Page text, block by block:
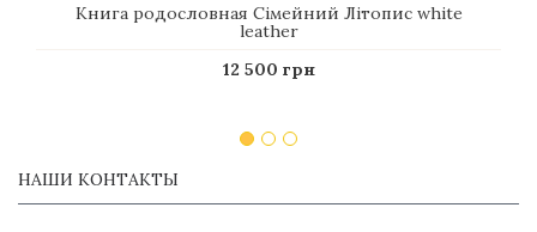
Книга родословная Сімейний Літопис white
leather
12 500 грн
НАШИ КОНТАКТЫ